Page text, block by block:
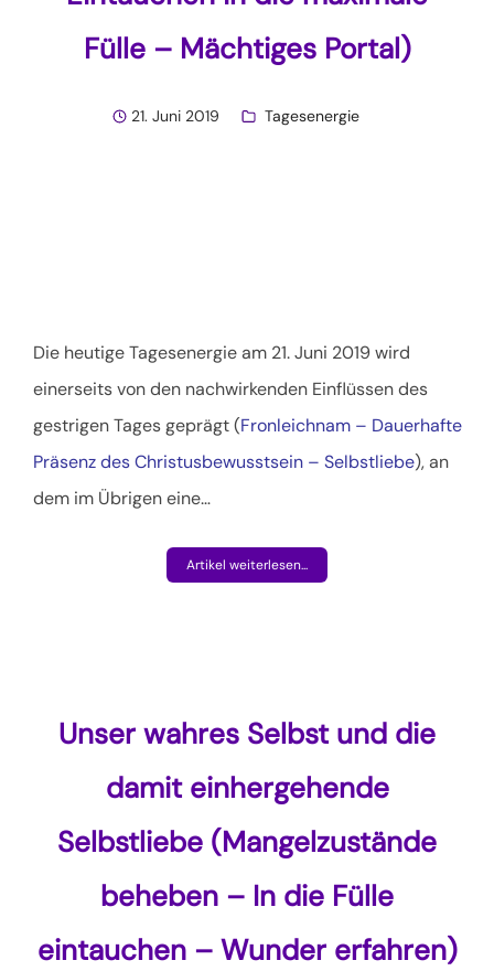
Fülle – Mächtiges Portal)
21. Juni 2019 Tagesenergie
Die heutige Tagesenergie am 21. Juni 2019 wird
einerseits von den nachwirkenden Einflüssen des
gestrigen Tages geprägt (Fronleichnam – Dauerhafte
Präsenz des Christusbewusstsein – Selbstliebe), an
dem im Übrigen eine…
Artikel weiterlesen...
Unser wahres Selbst und die
damit einhergehende
Selbstliebe (Mangelzustände
beheben – In die Fülle
eintauchen – Wunder erfahren)